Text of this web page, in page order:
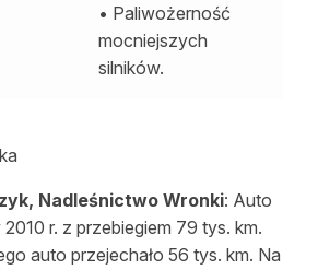
• Paliwożerność
mocniejszych
silników.
Nadleśnictwo Wronki: Auto
r. z przebiegiem 79 tys. km.
auto przejechało 56 tys. km. Na